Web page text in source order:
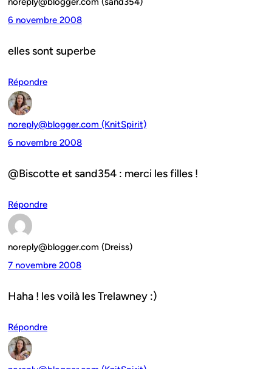
6 novembre 2008
elles sont superbe
Répondre
noreply@blogger.com (KnitSpirit)
6 novembre 2008
@Biscotte et sand354 : merci les filles !
Répondre
noreply@blogger.com (Dreiss)
7 novembre 2008
Haha ! les voilà les Trelawney :)
Répondre